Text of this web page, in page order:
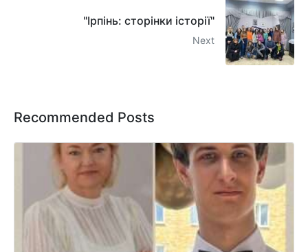
"Ірпінь: сторінки історії"
Next
Recommended Posts